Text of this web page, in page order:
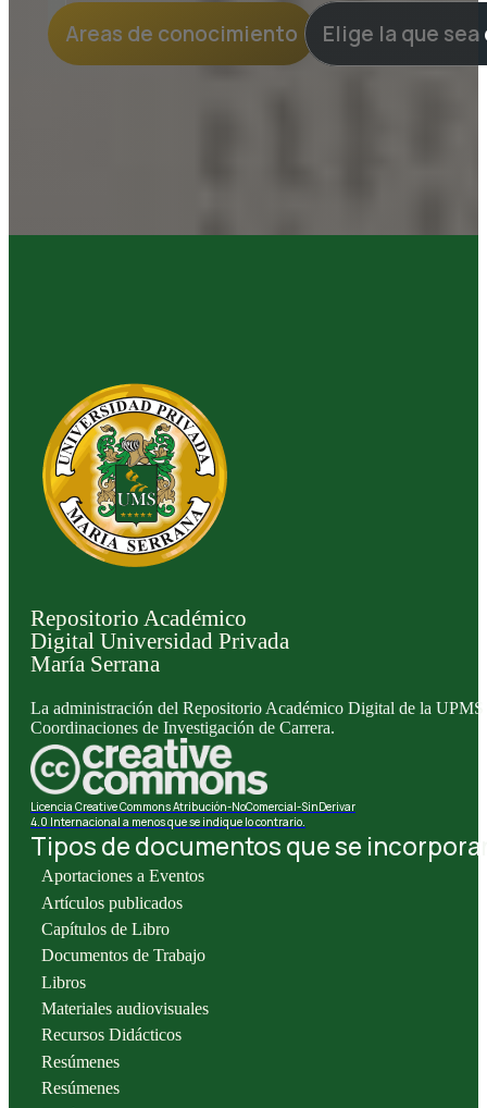
Areas de conocimiento Elige la que
Repositorio Académico
Digital Universidad Privada
María Serrana
La administración del Repositorio Académico Digital de la
Coordinaciones de Investigación de Carrera.
Licencia Creative Commons Atribución-NoComercial-SinDerivar
4.0 Internacional a menos que se indique lo contrario.
Tipos de documentos que se
Aportaciones a Eventos
Artículos publicados
Capítulos de Libro
Documentos de Trabajo
Libros
Materiales audiovisuales
Recursos Didácticos
Resúmenes
Resúmenes